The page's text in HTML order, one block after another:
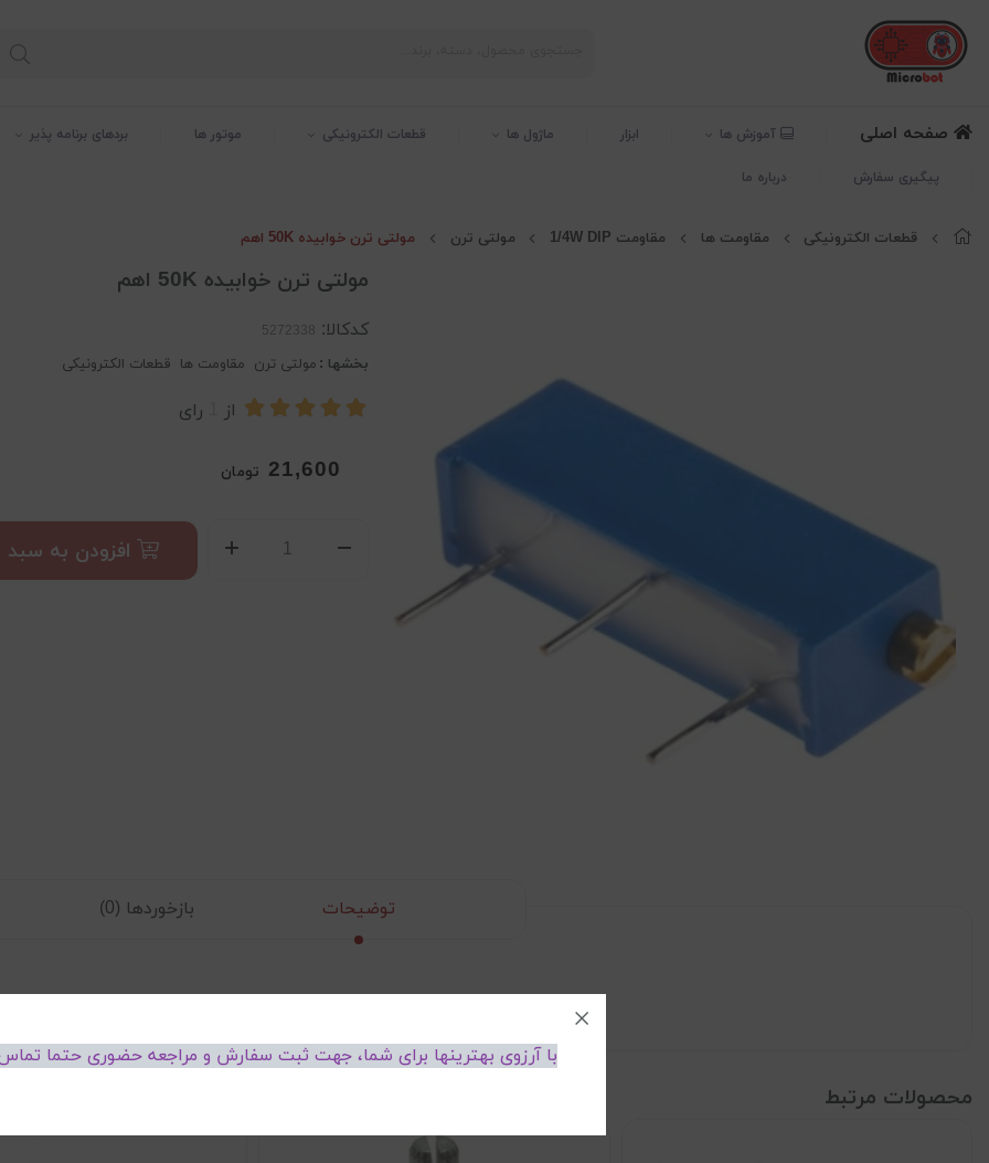
صفحه اصلی آموزش ها ابزار ماژول ها قطعات الکترونیکی موتور ها بردهای برنامه پذیر
پیگیری سفارش درباره ما
قطعات الکترونیکی مقاومت ها مقاومت 1/4W DIP مولتی ترن مولتی ترن خوابیده 50K اهم
مولتی ترن خوابیده 50K اهم
کدکالا:
بخشها : مولتی ترن مقاومت ها قطعات الکترونیکی
از رای
21,600 تومان
افزودن به سبد
توضیحات بازخوردها (0)
محصولات مرتبط
با آرزوی بهترینها برای شما، جهت ثبت سفارش و مراجعه حضوری حتما